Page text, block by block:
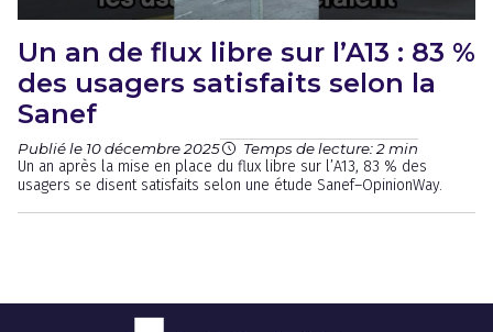
Un an de flux libre sur l’A13 : 83 %
des usagers satisfaits selon la
Sanef
Publié le 10 décembre 2025 Temps de lecture: 2 min
Un an après la mise en place du flux libre sur l’A13, 83 % des
usagers se disent satisfaits selon une étude Sanef–OpinionWay.